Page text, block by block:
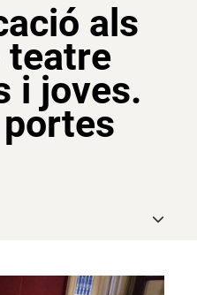
als
teatre
i joves.